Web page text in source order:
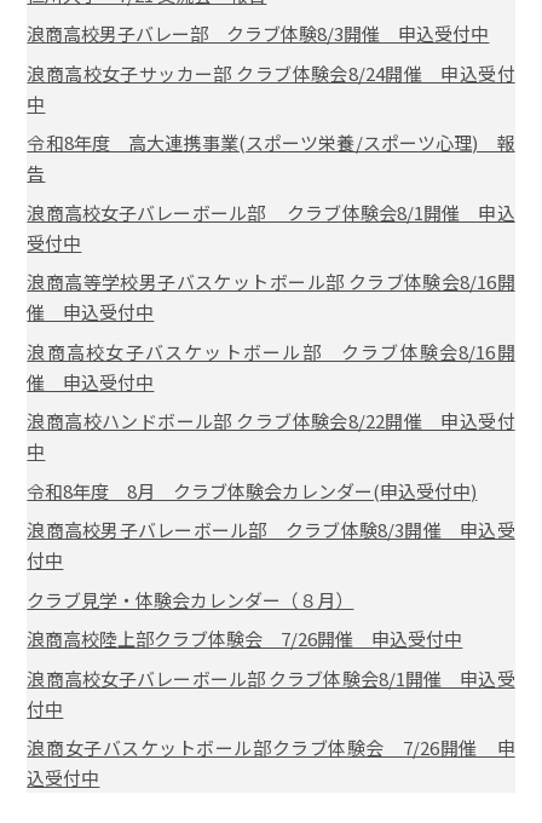
浪商高校男子バレー部 クラブ体験8/3開催 申込受付中
浪商高校女子サッカー部 クラブ体験会8/24開催 申込受付
中
令和8年度 高大連携事業(スポーツ栄養/スポーツ心理) 報
告
浪商高校女子バレーボール部 クラブ体験会8/1開催 申込
受付中
浪商高等学校男子バスケットボール部 クラブ体験会8/16開
催 申込受付中
浪商高校女子バスケットボール部 クラブ体験会8/16開
催 申込受付中
浪商高校ハンドボール部 クラブ体験会8/22開催 申込受付
中
令和8年度 8月 クラブ体験会カレンダー(申込受付中)
浪商高校男子バレーボール部 クラブ体験8/3開催 申込受
付中
クラブ見学・体験会カレンダー（８月）
浪商高校陸上部クラブ体験会 7/26開催 申込受付中
浪商高校女子バレーボール部 クラブ体験会8/1開催 申込受
付中
浪商女子バスケットボール部クラブ体験会 7/26開催 申
込受付中